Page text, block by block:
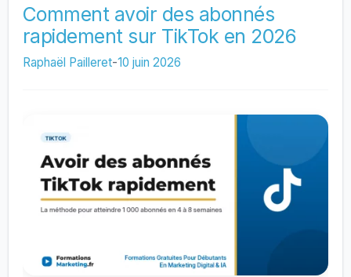
abonnés
sur
TikTok
2026
Comment avoir des abonnés
rapidement sur TikTok en 2026
Raphaël Pailleret-10 juin 2026